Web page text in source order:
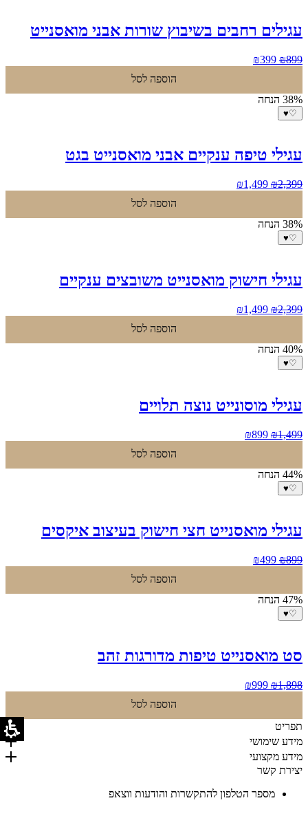
עגילים רחבים בשיבוץ שורות אבני מואסנייט
₪899
המחיר
₪899.
₪399
₪399.
הוספה לסל
38% הנחה
♡
♥
עגילי טיפה ענקיים אבני מואסנייט בגט
₪2,399
המחיר
₪2,399.
₪1,499
₪1,499.
הוספה לסל
38% הנחה
♡
♥
עגילי חישוק מואסנייט משובצים ענקיים
₪2,399
המחיר
₪2,399.
₪1,499
₪1,499.
הוספה לסל
40% הנחה
♡
♥
עגילי מוסונייט נוצה תלויים
₪1,499
המחיר
₪1,499.
₪899
₪899.
הוספה לסל
44% הנחה
♡
♥
עגילי מואסנייט חצי חישוק בעיצוב איקסים
₪899
המחיר
₪899.
₪499
₪499.
הוספה לסל
47% הנחה
♡
♥
סט מואסנייט טיפות מדורגות זהב
₪1,898
המחיר
₪1,898.
₪999
₪999.
הוספה לסל
תפריט
מידע שימושי
מידע מקצועי
יצירת קשר
מספר הטלפון להתקשרות והודעות ווצאפ